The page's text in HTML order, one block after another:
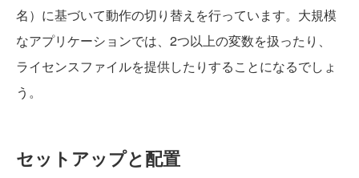
名）に基づいて動作の切り替えを行っています。大規模
なアプリケーションでは、2つ以上の変数を扱ったり、
ライセンスファイルを提供したりすることになるでしょ
う。
セットアップと配置